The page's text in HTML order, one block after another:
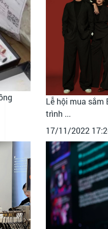
Lễ hội mua sắm
trình ...
17/11/2022